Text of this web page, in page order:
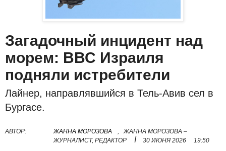
Загадочный инцидент над
морем: ВВС Израиля
подняли истребители
Лайнер, направлявшийся в Тель-Авив сел в
Бургасе.
АВТОР: ЖАННА МОРОЗОВА
ЖАННА МОРОЗОВА –
ЖУРНАЛИСТ, РЕДАКТОР
I 30 ИЮНЯ 2026 19:50